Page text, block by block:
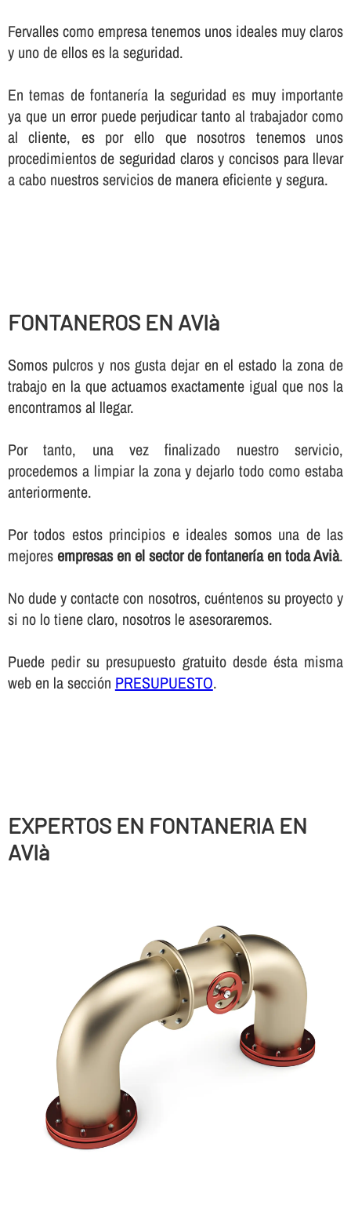
Fervalles como empresa tenemos unos ideales muy claros
y uno de ellos es la seguridad.
En temas de fontanerí­a la seguridad es muy importante
ya que un error puede perjudicar tanto al trabajador como
al cliente, es por ello que nosotros tenemos unos
procedimientos de seguridad claros y concisos para llevar
a cabo nuestros servicios de manera eficiente y segura.
FONTANEROS EN AVIà
Somos pulcros y nos gusta dejar en el estado la zona de
trabajo en la que actuamos exactamente igual que nos la
encontramos al llegar.
Por tanto, una vez finalizado nuestro servicio,
procedemos a limpiar la zona y dejarlo todo como estaba
anteriormente.
Por todos estos principios e ideales somos una de las
mejoresempresas en el sector de fontanerí­a en toda Avià.
No dude y contacte con nosotros, cuéntenos su proyecto y
si no lo tiene claro, nosotros le asesoraremos.
Puede pedir su presupuesto gratuito desde ésta misma
web en la sección PRESUPUESTO.
EXPERTOS EN FONTANERIA EN
AVIà